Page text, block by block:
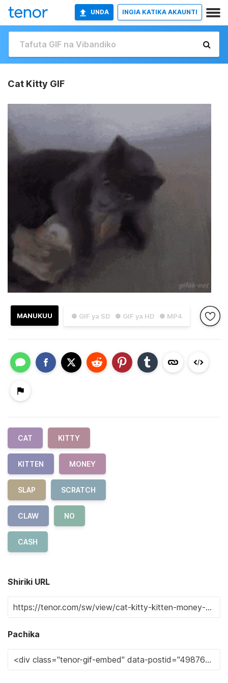
UNDA INGIA KATIKA AKAUNTI
Cat Kitty GIF
● GIF ya SD ● GIF ya HD ● MP4
MANUKUU
CAT KITTY
KITTEN MONEY
SLAP SCRATCH
CLAW NO
CASH
Shiriki URL
Pachika